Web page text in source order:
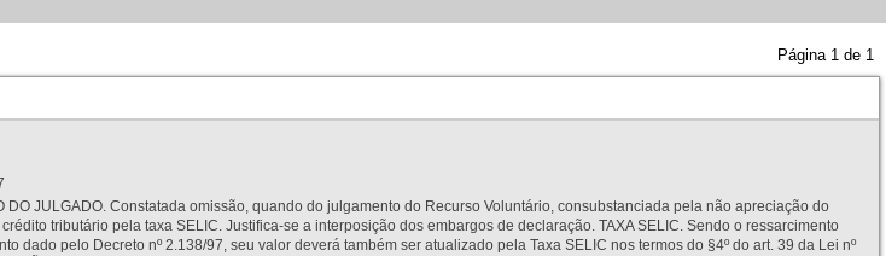
Página 1 de 1
DO JULGADO. Constatada omissão, quando do julgamento do Recurso Voluntário, consubstanciada pela não apreciação do
tributário pela taxa SELIC. Justifica-se a interposição dos embargos de declaração. TAXA SELIC. Sendo o ressarcimento
dado pelo Decreto nº 2.138/97, seu valor deverá também ser atualizado pela Taxa SELIC nos termos do §4º do art. 39 da Lei nº